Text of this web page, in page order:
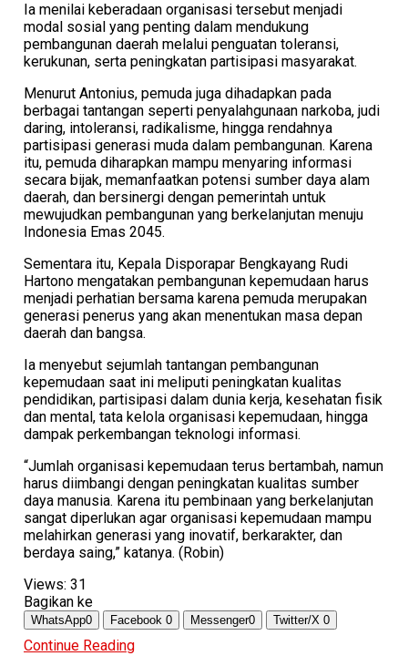
Ia menilai keberadaan organisasi tersebut menjadi
modal sosial yang penting dalam mendukung
pembangunan daerah melalui penguatan toleransi,
kerukunan, serta peningkatan partisipasi masyarakat.
Menurut Antonius, pemuda juga dihadapkan pada
berbagai tantangan seperti penyalahgunaan narkoba, judi
daring, intoleransi, radikalisme, hingga rendahnya
partisipasi generasi muda dalam pembangunan. Karena
itu, pemuda diharapkan mampu menyaring informasi
secara bijak, memanfaatkan potensi sumber daya alam
daerah, dan bersinergi dengan pemerintah untuk
mewujudkan pembangunan yang berkelanjutan menuju
Indonesia Emas 2045.
Sementara itu, Kepala Disporapar Bengkayang Rudi
Hartono mengatakan pembangunan kepemudaan harus
menjadi perhatian bersama karena pemuda merupakan
generasi penerus yang akan menentukan masa depan
daerah dan bangsa.
Ia menyebut sejumlah tantangan pembangunan
kepemudaan saat ini meliputi peningkatan kualitas
pendidikan, partisipasi dalam dunia kerja, kesehatan fisik
dan mental, tata kelola organisasi kepemudaan, hingga
dampak perkembangan teknologi informasi.
“Jumlah organisasi kepemudaan terus bertambah, namun
harus diimbangi dengan peningkatan kualitas sumber
daya manusia. Karena itu pembinaan yang berkelanjutan
sangat diperlukan agar organisasi kepemudaan mampu
melahirkan generasi yang inovatif, berkarakter, dan
berdaya saing,” katanya. (Robin)
Views: 31
Bagikan ke
WhatsApp0 Facebook 0 Messenger0 Twitter/X 0
Continue Reading